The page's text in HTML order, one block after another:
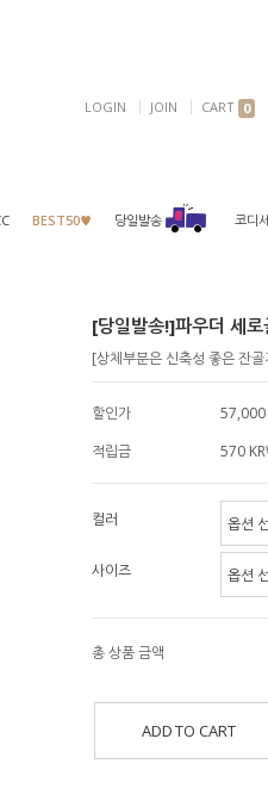
LOGIN JOIN CART 0
BEST50♥ 당일발송 코디
[당일발송!]파우더 세
[상체부분은 신축성 좋은 잔
할인가
57,000
적립금
570
컬러
사이즈
총 상품 금액
ADD TO CART